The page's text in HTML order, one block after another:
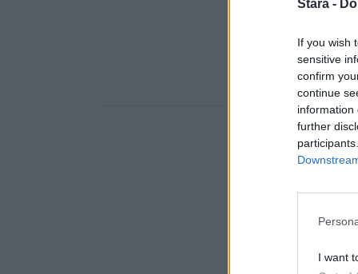
Stara -
If you wish
sensitive
confirm
continue
information
further
I want